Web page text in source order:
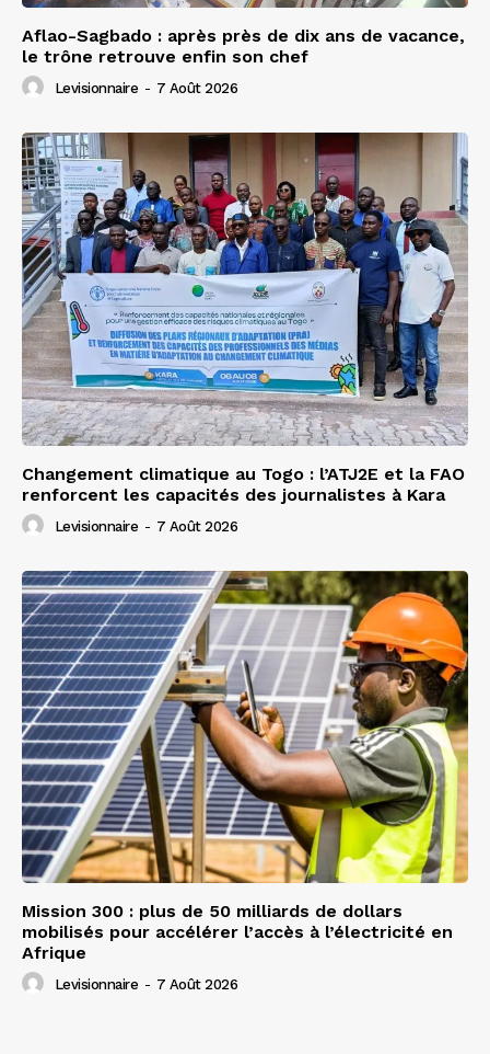
Aflao-Sagbado : après près de dix ans de vacance,
le trône retrouve enfin son chef
Levisionnaire - 7 Août 2026
Changement climatique au Togo : l’ATJ2E et la FAO
renforcent les capacités des journalistes à Kara
Levisionnaire - 7 Août 2026
Mission 300 : plus de 50 milliards de dollars
mobilisés pour accélérer l’accès à l’électricité en
Afrique
Levisionnaire - 7 Août 2026